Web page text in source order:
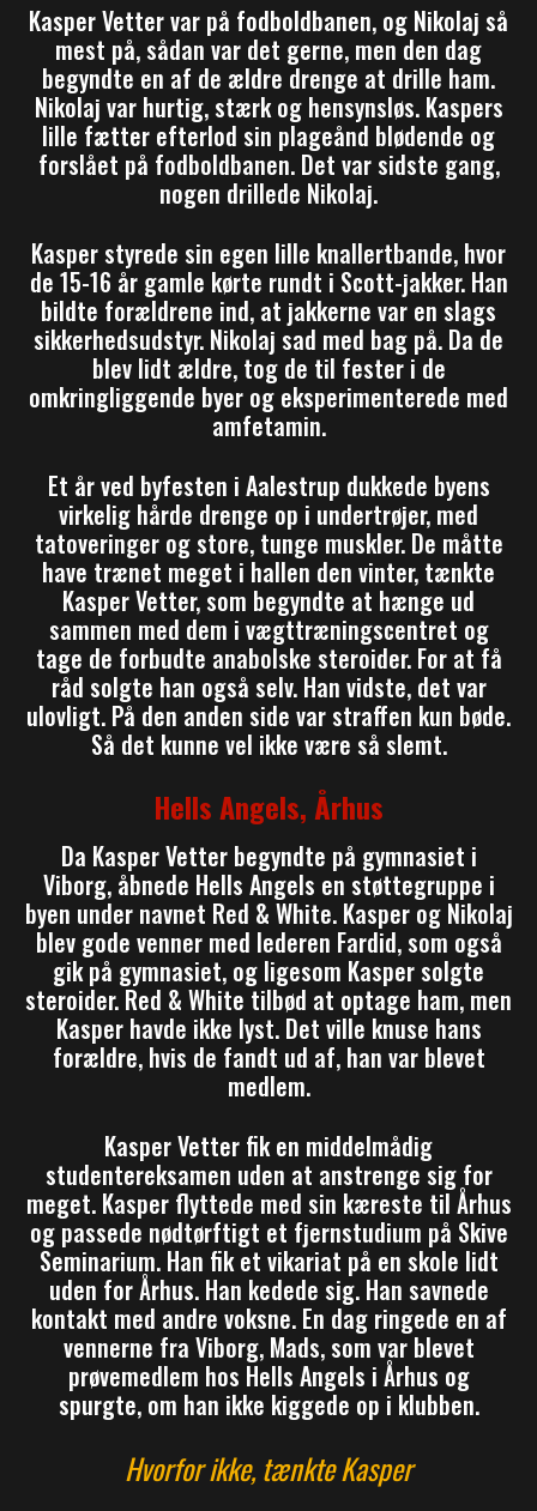
Kasper Vetter var på fodboldbanen, og Nikolaj så
mest på, sådan var det gerne, men den dag
begyndte en af de ældre drenge at drille ham.
Nikolaj var hurtig, stærk og hensynsløs. Kaspers
lille fætter efterlod sin plageånd blødende og
forslået på fodboldbanen. Det var sidste gang,
nogen drillede Nikolaj.
Kasper styrede sin egen lille knallertbande, hvor
de 15-16 år gamle kørte rundt i Scott-jakker. Han
bildte forældrene ind, at jakkerne var en slags
sikkerhedsudstyr. Nikolaj sad med bag på. Da de
blev lidt ældre, tog de til fester i de
omkringliggende byer og eksperimenterede med
amfetamin.
Et år ved byfesten i Aalestrup dukkede byens
virkelig hårde drenge op i undertrøjer, med
tatoveringer og store, tunge muskler. De måtte
have trænet meget i hallen den vinter, tænkte
Kasper Vetter, som begyndte at hænge ud
sammen med dem i vægttræningscentret og
tage de forbudte anabolske steroider. For at få
råd solgte han også selv. Han vidste, det var
ulovligt. På den anden side var straffen kun bøde.
Så det kunne vel ikke være så slemt.
Hells Angels, Århus
Da Kasper Vetter begyndte på gymnasiet i
Viborg, åbnede Hells Angels en støttegruppe i
byen under navnet Red & White. Kasper og Nikolaj
blev gode venner med lederen Fardid, som også
gik på gymnasiet, og ligesom Kasper solgte
steroider. Red & White tilbød at optage ham, men
Kasper havde ikke lyst. Det ville knuse hans
forældre, hvis de fandt ud af, han var blevet
medlem.
Kasper Vetter fik en middelmådig
studentereksamen uden at anstrenge sig for
meget. Kasper flyttede med sin kæreste til Århus
og passede nødtørftigt et fjernstudium på Skive
Seminarium. Han fik et vikariat på en skole lidt
uden for Århus. Han kedede sig. Han savnede
kontakt med andre voksne. En dag ringede en af
vennerne fra Viborg, Mads, som var blevet
prøvemedlem hos Hells Angels i Århus og
spurgte, om han ikke kiggede op i klubben.
Hvorfor ikke, tænkte Kasper